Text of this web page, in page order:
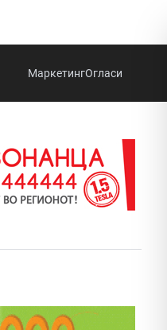
МаркетингОгласи